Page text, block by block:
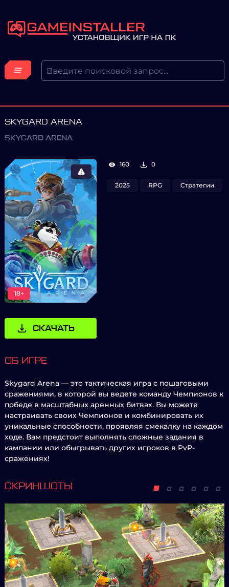
SKYGARD ARENA
SKYGARD ARENA
18+
СКАЧАТЬ
160 0
2025 RPG Стратегии
ОБ ИГРЕ
Skygard Arena — это тактическая игра с пошаговыми
сражениями, в которой вы ведете команду Чемпионов к
победе в масштабных аренных битвах. Вы можете
настраивать своих Чемпионов и комбинировать их
уникальные способности, проявляя смекалку на каждом
ходе. Вам предстоит выполнять сложные задания в
кампании или обыгрывать других игроков в PvP-
сражениях!
СКРИНШОТЫ